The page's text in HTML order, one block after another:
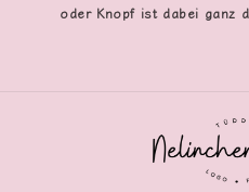
oder Knopf ist dabei ganz